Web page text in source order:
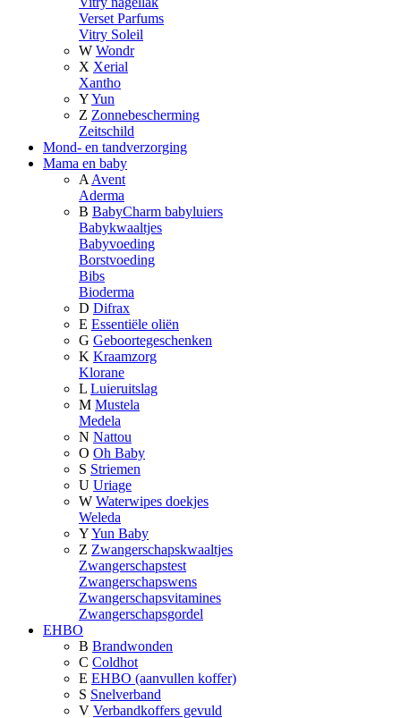
Verset Parfums
Vitry Soleil
W Wondr
X Xerial
Xantho
YYun
Z Zonnebescherming
Zeitschild
Mond- en tandverzorging
Mama en baby
A Avent
Aderma
B BabyCharm babyluiers
Babykwaaltjes
Babyvoeding
Borstvoeding
Bibs
Bioderma
D Difrax
E Essentiële oliën
G Geboortegeschenken
K Kraamzorg
Klorane
L Luieruitslag
M Mustela
Medela
N Nattou
O Oh Baby
S Striemen
U Uriage
W Waterwipes doekjes
Weleda
YYun Baby
Z Zwangerschapskwaaltjes
Zwangerschapstest
Zwangerschapswens
Zwangerschapsvitamines
Zwangerschapsgordel
EHBO
B Brandwonden
C Coldhot
E EHBO (aanvullen koffer)
S Snelverband
V Verbandkoffers gevuld